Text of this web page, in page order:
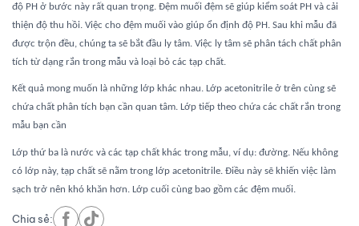
độ PH ở bước này rất quan trọng. Đệm muối đệm sẽ giúp kiểm soát PH và cải
thiện độ thu hồi. Việc cho đệm muối vào giúp ổn định độ PH. Sau khi mẫu đã
được trộn đều, chúng ta sẽ bắt đầu ly tâm. Việc ly tâm sẽ phân tách chất phân
tích từ dạng rắn trong mẫu và loại bỏ các tạp chất.
Kết quả mong muốn là những lớp khác nhau. Lớp acetonitrile ở trên cùng sẽ
chứa chất phân tích bạn cần quan tâm. Lớp tiếp theo chứa các chất rắn trong
mẫu bạn cần
Lớp thứ ba là nước và các tạp chất khác trong mẫu, ví dụ: đường. Nếu không
có lớp này, tạp chất sẽ nằm trong lớp acetonitrile. Điều này sẽ khiến việc làm
sạch trở nên khó khăn hơn. Lớp cuối cùng bao gồm các đệm muối.
Chia sẻ: